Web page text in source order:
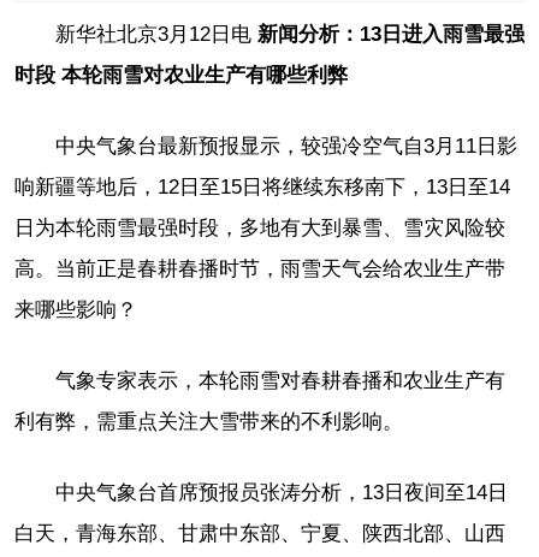
新华社北京3月12日电 新闻分析：13日进入雨雪最强
时段 本轮雨雪对农业生产有哪些利弊
中央气象台最新预报显示，较强冷空气自3月11日影
响新疆等地后，12日至15日将继续东移南下，13日至14
日为本轮雨雪最强时段，多地有大到暴雪、雪灾风险较
高。当前正是春耕春播时节，雨雪天气会给农业生产带
来哪些影响？
气象专家表示，本轮雨雪对春耕春播和农业生产有
利有弊，需重点关注大雪带来的不利影响。
中央气象台首席预报员张涛分析，13日夜间至14日
白天，青海东部、甘肃中东部、宁夏、陕西北部、山西